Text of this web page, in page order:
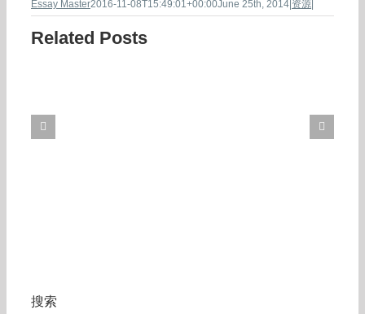
Essay Master2016-11-08T15:49:01+00:00June 25th, 2014|资源|
Related Posts
搜索